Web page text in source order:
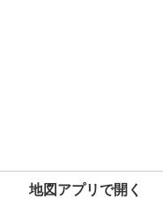
地図アプリで開く